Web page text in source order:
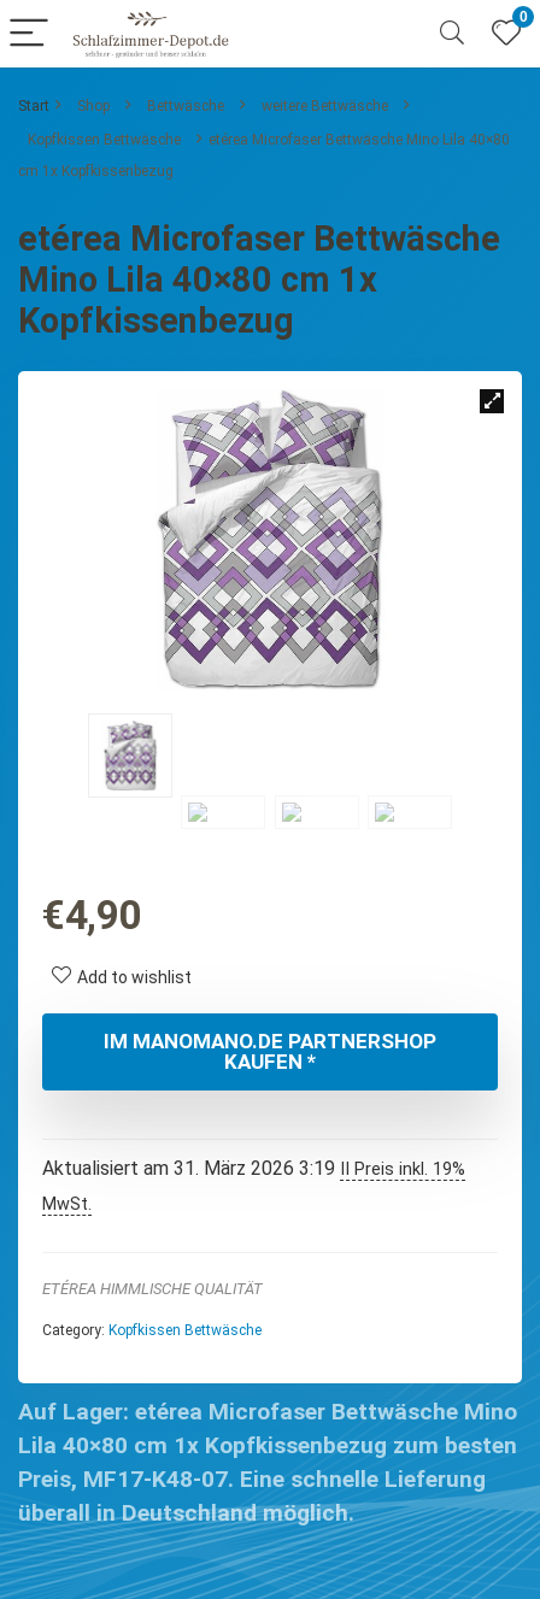
0
Start Shop Bettwäsche
weitere Bettwäsche
Kopfkissen Bettwäsche
etérea Microfaser Bettwäsche Mino Lila 40×80
cm 1x Kopfkissenbezug
etérea Microfaser Bettwäsche
Mino Lila 40×80 cm 1x
Kopfkissenbezug
€4,90
Add to wishlist
IM MANOMANO.DE PARTNERSHOP
KAUFEN *
Aktualisiert am 31. März 2026 3:19 II Preis inkl. 19%
MwSt.
ETÉREA HIMMLISCHE QUALITÄT
Category: Kopfkissen Bettwäsche
Auf Lager: etérea Microfaser Bettwäsche Mino
Lila 40×80 cm 1x Kopfkissenbezug zum besten
Preis, MF17-K48-07. Eine schnelle Lieferung
überall in Deutschland möglich.